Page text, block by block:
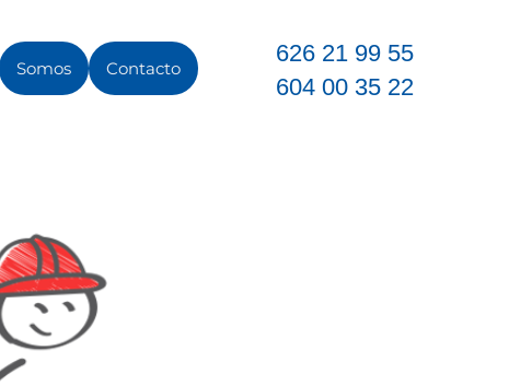
Somos Contacto
626 21 99 55
604 00 35 22